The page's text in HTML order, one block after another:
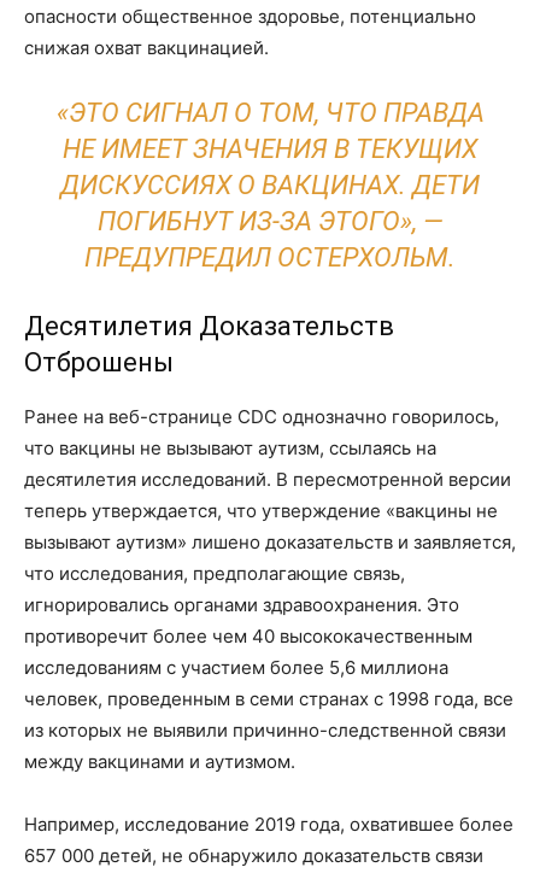
опасности общественное здоровье, потенциально
снижая охват вакцинацией.
«ЭТО СИГНАЛ О ТОМ, ЧТО ПРАВДА
НЕ ИМЕЕТ ЗНАЧЕНИЯ В ТЕКУЩИХ
ДИСКУССИЯХ О ВАКЦИНАХ. ДЕТИ
ПОГИБНУТ ИЗ-ЗА ЭТОГО», —
ПРЕДУПРЕДИЛ ОСТЕРХОЛЬМ.
Десятилетия Доказательств
Отброшены
Ранее на веб-странице CDC однозначно говорилось,
что вакцины не вызывают аутизм, ссылаясь на
десятилетия исследований. В пересмотренной версии
теперь утверждается, что утверждение «вакцины не
вызывают аутизм» лишено доказательств и заявляется,
что исследования, предполагающие связь,
игнорировались органами здравоохранения. Это
противоречит более чем 40 высококачественным
исследованиям с участием более 5,6 миллиона
человек, проведенным в семи странах с 1998 года, все
из которых не выявили причинно-следственной связи
между вакцинами и аутизмом.
Например, исследование 2019 года, охватившее более
657 000 детей, не обнаружило доказательств связи